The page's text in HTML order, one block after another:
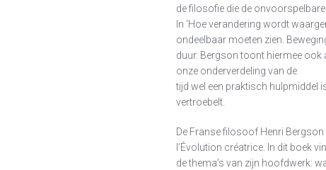
de filosofie die de
In ‘Hoe verandering wordt
ondeelbaar moeten zien.
duur. Bergson toont hiermee ook
onze onderverdeling van de
tijd wel een praktisch hulpmiddel
vertroebelt.
De Franse filosoof Henri
l’Évolution créatrice. In dit boek
de thema’s van zijn hoofdwerk: